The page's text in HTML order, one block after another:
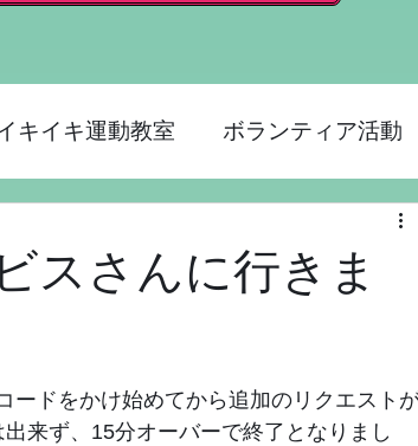
キイキ運動教室 ボランティア活動
スさんに行きま
ドをかけ始めてから追加のリクエスト
来ず、15分オーバーで終了となりまし